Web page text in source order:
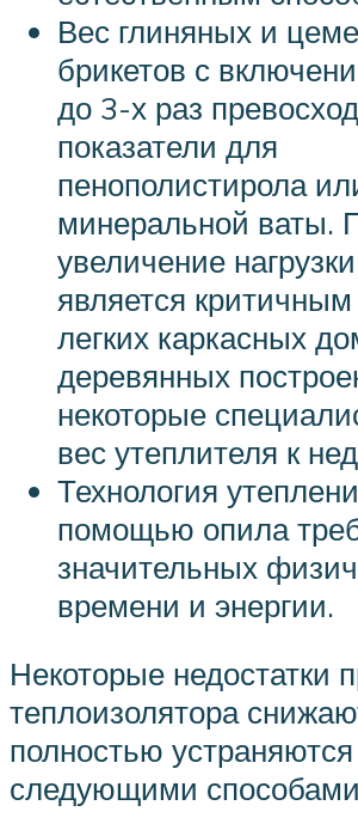
Вес глиняных и
брикетов с
до 3-х раз
показатели для
пенополистирола
минеральной ваты.
увеличение
является
легких каркасных
деревянных
некоторые
вес утеплителя к
Технология
помощью опила
значительных
времени и энергии.
Некоторые недостатки
теплоизолятора
полностью устраняются
следующими